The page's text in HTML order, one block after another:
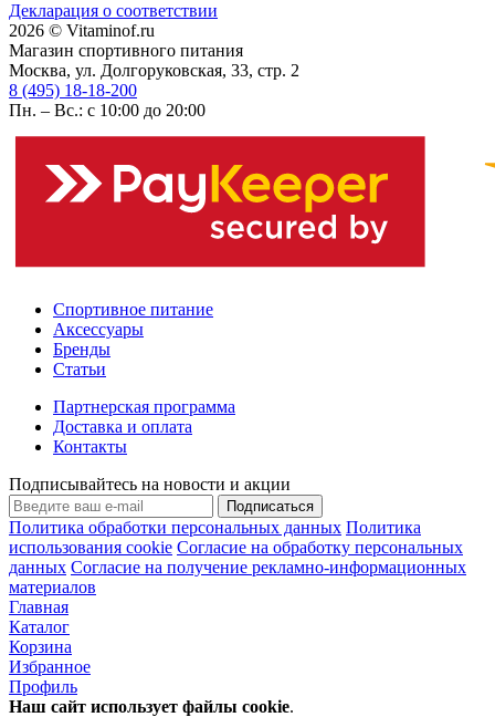
Декларация о соответствии
2026 © Vitaminof.ru
Магазин спортивного питания
Москва, ул. Долгоруковская, 33, стр. 2
8 (495) 18-18-200
Пн. – Вс.: с 10:00 до 20:00
Спортивное питание
Аксессуары
Бренды
Статьи
Партнерская программа
Доставка и оплата
Контакты
Подписывайтесь на новости и акции
Подписаться
Политика обработки персональных данных Политика
использования cookie Согласие на обработку персональных
данных Согласие на получение рекламно-информационных
материалов
Главная
Каталог
Корзина
Избранное
Профиль
Наш сайт использует файлы cookie.